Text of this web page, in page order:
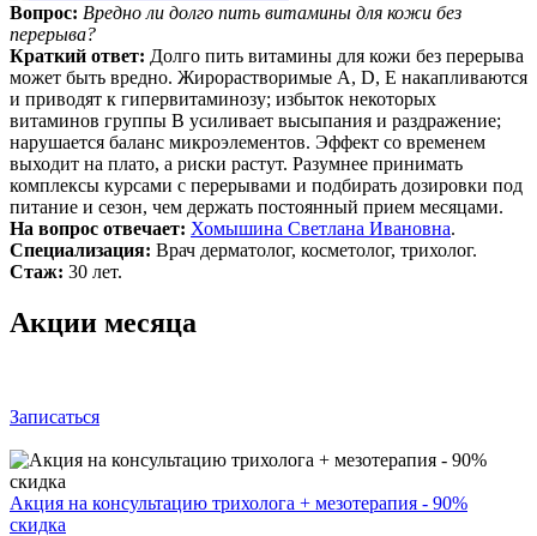
Вопрос: Вредно ли долго пить витамины для кожи без
перерыва?
Краткий ответ: Долго пить витамины для кожи без перерыва
может быть вредно. Жирорастворимые A, D, E накапливаются
и приводят к гипервитаминозу; избыток некоторых
витаминов группы B усиливает высыпания и раздражение;
нарушается баланс микроэлементов. Эффект со временем
выходит на плато, а риски растут. Разумнее принимать
комплексы курсами с перерывами и подбирать дозировки под
питание и сезон, чем держать постоянный прием месяцами.
На вопрос отвечает: Хомышина Светлана Ивановна.
Специализация: Врач дерматолог, косметолог, трихолог.
Стаж: 30 лет.
Акции месяца
Записаться
Акция на консультацию трихолога + мезотерапия - 90%
скидка